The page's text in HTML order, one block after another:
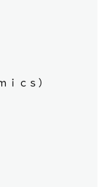
ｃｓ）